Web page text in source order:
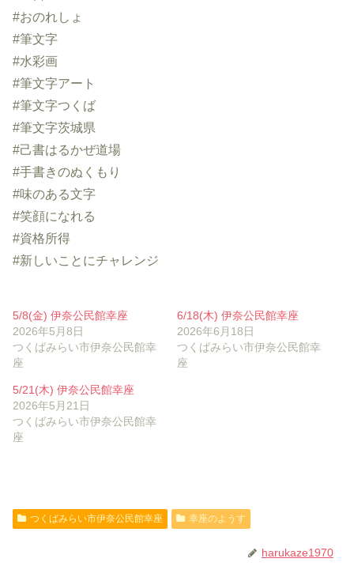
#おのれしょ
#筆文字
#水彩画
#筆文字アート
#筆文字つくば
#筆文字茨城県
#己書はるかぜ道場
#手書きのぬくもり
#味のある文字
#笑顔になれる
#資格所得
#新しいことにチャレンジ
5/8(金) 伊奈公民館幸座
2026年5月8日
つくばみらい市伊奈公民館幸
座
6/18(木) 伊奈公民館幸座
2026年6月18日
つくばみらい市伊奈公民館幸
座
5/21(木) 伊奈公民館幸座
2026年5月21日
つくばみらい市伊奈公民館幸
座
つくばみらい市伊奈公民館幸座 幸座のようす
harukaze1970